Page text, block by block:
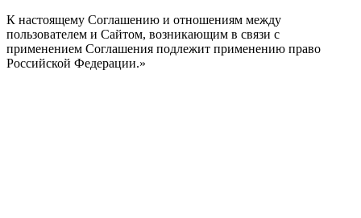
К настоящему Соглашению и отношениям между
пользователем и Сайтом, возникающим в связи с
применением Соглашения подлежит применению право
Российской Федерации.»